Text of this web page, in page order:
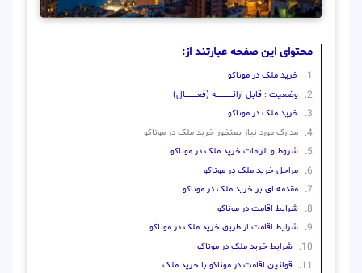
محتوای این صفحه عبارتند از:
خرید ملک در موناکو
وضعیت : قابل ارائــــــــــــــــــــه (فعـــــــــــــــال)
خرید ملک در موناکو
مدارک مورد نیاز بمنظور خرید ملک در موناکو
شروط و الزامات خرید ملک در موناکو
مراحل خرید ملک در موناکو
مقدمه ای بر خرید ملک در موناکو
شرایط اقامت در موناکو
شرایط اقامت از طریق خرید ملک در موناکو
شرایط خرید ملک در موناکو
قوانین اقامت در موناکو با خرید ملک